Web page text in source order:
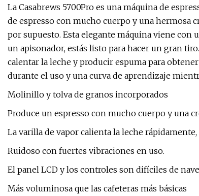
La Casabrews 5700Pro es una máquina de
de espresso con mucho cuerpo y una hermosa
por supuesto. Esta elegante máquina viene
un apisonador, estás listo para hacer un gran
calentar la leche y producir espuma para
durante el uso y una curva de aprendizaje
Molinillo y tolva de granos incorporados
Produce un espresso con mucho cuerpo y una
La varilla de vapor calienta la leche
Ruidoso con fuertes vibraciones en uso.
El panel LCD y los controles son difíciles de
Más voluminosa que las cafeteras más básicas